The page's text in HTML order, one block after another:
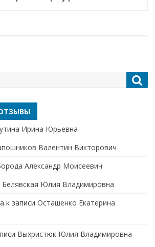
Ирина Юрьевна
Валентин Викторович
Александр Моисеевич
Белявская Юлия Владимировна
к записи Осташенко Екатерина
Выхристюк Юлия Владимировна